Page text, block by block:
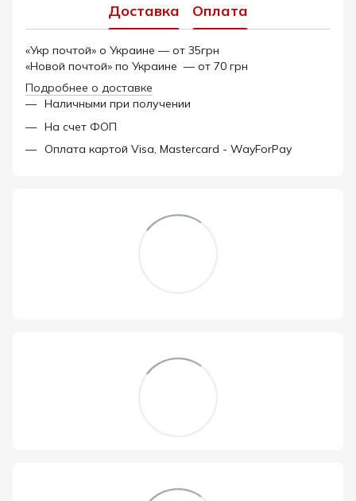
Доставка Оплата
«Укр почтой» о Украине — от 35грн
«Новой почтой» по Украине — от 70 грн
Подробнее о доставке
Наличными при получении
На счет ФОП
Оплата картой Visa, Mastercard - WayForPay